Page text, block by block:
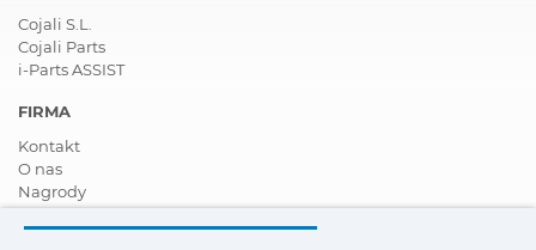
Cojali S.L.
Cojali Parts
i-Parts ASSIST
FIRMA
Kontakt
O nas
Nagrody
Certyfikaty
Społeczna Odpowiedzialność Biznesu